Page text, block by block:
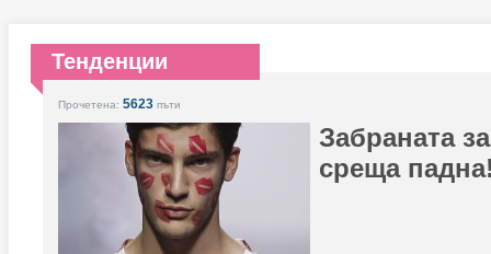
Тенденции
Прочетена: 5623 пъти
Забраната
среща